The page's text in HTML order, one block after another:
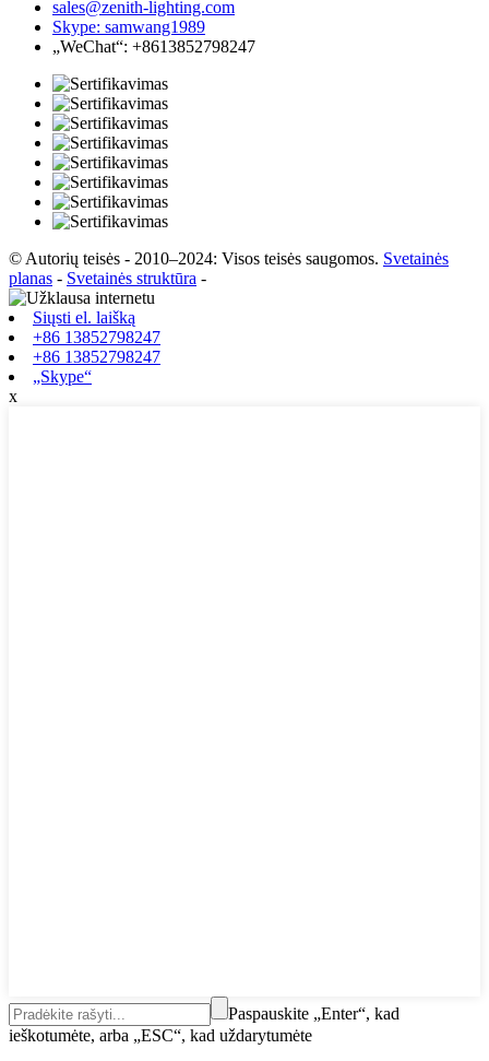
sales@zenith-lighting.com
Skype: samwang1989
„WeChat“: +8613852798247
© Autorių teisės - 2010–2024: Visos teisės saugomos. Svetainės
planas - Svetainės struktūra -
Siųsti el. laišką
+86 13852798247
+86 13852798247
„Skype“
x
Paspauskite „Enter“, kad
ieškotumėte, arba „ESC“, kad uždarytumėte